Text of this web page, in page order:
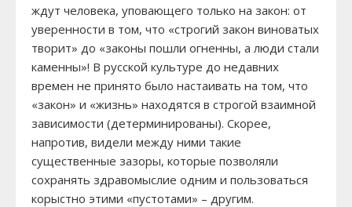
ждут человека, уповающего только на закон: от
уверенности в том, что «строгий закон виноватых
творит» до «законы пошли огненны, а люди стали
каменны»! В русской культуре до недавних
времен не принято было настаивать на том, что
«закон» и «жизнь» находятся в строгой взаимной
зависимости (детерминированы). Скорее,
напротив, видели между ними такие
существенные зазоры, которые позволяли
сохранять здравомыслие одним и пользоваться
корыстно этими «пустотами» – другим.